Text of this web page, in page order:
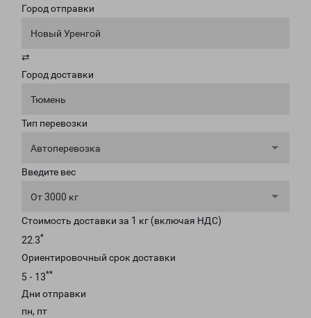
Город отправки
Новый Уренгой
⇄
Город доставки
Тюмень
Тип перевозки
Автоперевозка
Введите вес
От 3000 кг
Стоимость доставки за 1 кг (включая НДС)
22.3*
Ориентировочный срок доставки
5 - 13**
Дни отправки
пн, пт